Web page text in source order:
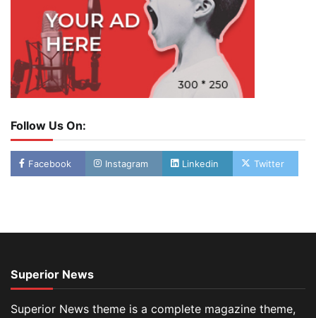
Follow Us On:
Facebook Instagram Linkedin Twitter
Superior News
Superior News theme is a complete magazine theme,